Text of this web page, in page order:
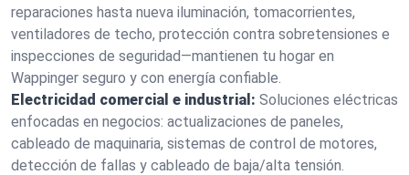
reparaciones hasta nueva iluminación, tomacorrientes,
ventiladores de techo, protección contra sobretensiones e
inspecciones de seguridad—mantienen tu hogar en
Wappinger seguro y con energía confiable.
Electricidad comercial e industrial: Soluciones eléctricas
enfocadas en negocios: actualizaciones de paneles,
cableado de maquinaria, sistemas de control de motores,
detección de fallas y cableado de baja/alta tensión.